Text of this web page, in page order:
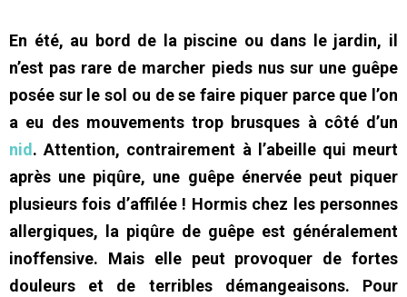
En été, au bord de la piscine ou dans le jardin, il
n’est pas rare de marcher pieds nus sur une guêpe
posée sur le sol ou de se faire piquer parce que l’on
a eu des mouvements trop brusques à côté d’un
nid. Attention, contrairement à l’abeille qui meurt
après une piqûre, une guêpe énervée peut piquer
plusieurs fois d’affilée ! Hormis chez les personnes
allergiques, la piqûre de guêpe est généralement
inoffensive. Mais elle peut provoquer de fortes
douleurs et de terribles démangeaisons. Pour